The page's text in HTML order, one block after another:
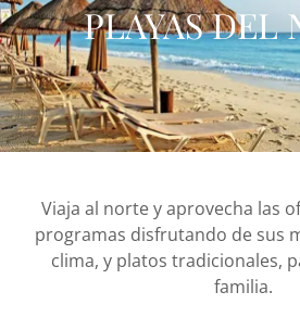
PLAYAS DEL
Viaja al norte y aprovecha las
programas disfrutando de sus
clima, y platos tradicionales,
familia.